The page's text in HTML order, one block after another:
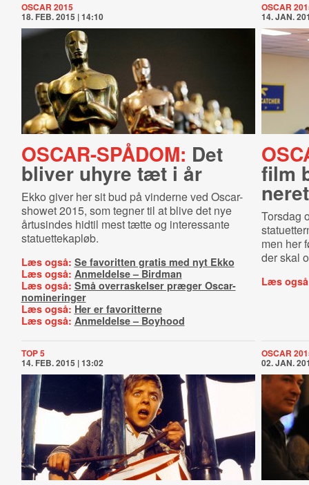
OSCAR 2015
18. FEB. 2015 | 14:10
OSCAR-SPÅDOM: Det
bliver uhyre tæt i år
Ekko giver her sit bud på vinderne ved Oscar-
showet 2015, som tegner til at blive det nye
årtusindes hidtil mest tætte og interessante
statuettekapløb.
Læs også: Se favoritten gratis med nyt Ekko
Læs også: Anmeldelse – Birdman
Læs også: Små overraskelser præger Oscar-
nomineringer
Læs også: Her er favoritterne
Læs også: Anmeldelse – Boyhood
OSCAR
14. JAN.
film
ne­ret
Torsdag
men her
der skal
Læs
TOP 5
14. FEB. 2015 | 13:02
OSCAR
02. JAN.